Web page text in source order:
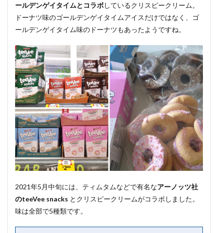
ールデンゲイタイムとコラボしているクリスピークリーム。
ドーナツ味のゴールデンゲイタイムアイスだけではなく、ゴ
ールデンゲイタイム味のドーナツもあったようですね。
2021年5月中旬には、ティムタムなどで有名なアーノッツ社
のteeVee snacks とクリスピークリームがコラボしました。
味は全部で5種類です。